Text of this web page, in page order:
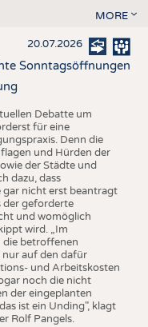
MORE
20.07.2026
Sonntagsöffnungen
Debatte um
für eine
Denn die
und Hürden der
der Städte und
dazu, dass
nicht erst beantragt
der geforderte
und womöglich
wird. „Im
die betroffenen
auf den dafür
und Arbeitskosten
noch die nicht
der eingeplanten
ist ein Unding", klagt
Rolf Pangels.